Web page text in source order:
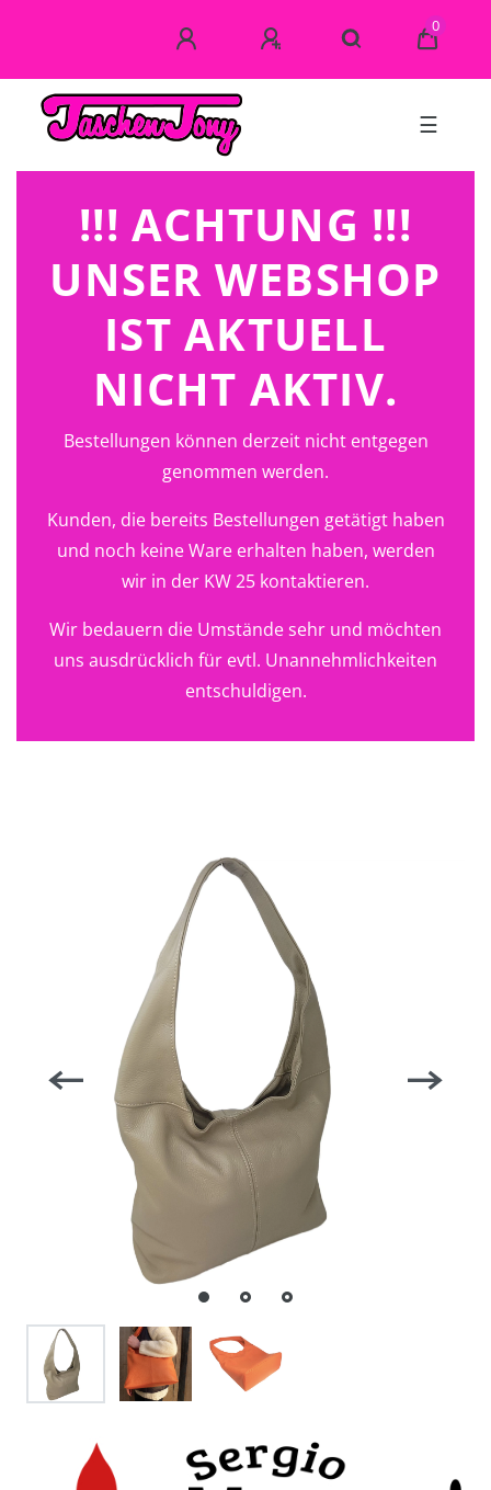
0
☰
!!! ACHTUNG !!!
UNSER WEBSHOP
IST AKTUELL
NICHT AKTIV.
Bestellungen können derzeit nicht entgegen
genommen werden.
Kunden, die bereits Bestellungen getätigt haben
und noch keine Ware erhalten haben, werden
wir in der KW 25 kontaktieren.
Wir bedauern die Umstände sehr und möchten
uns ausdrücklich für evtl. Unannehmlichkeiten
entschuldigen.